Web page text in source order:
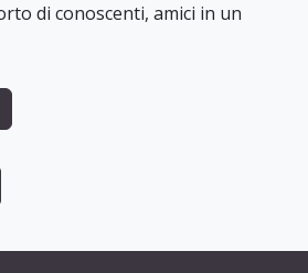
di conoscenti, amici in un